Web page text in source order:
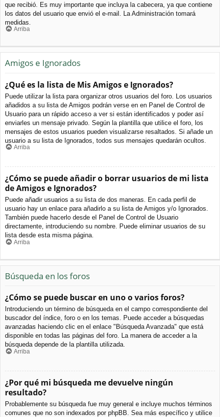
que recibió. Es muy importante que incluya la cabecera, ya que contiene
los datos del usuario que envió el e-mail. La Administración tomará
medidas.
Arriba
Amigos e Ignorados
¿Qué es la lista de Mis Amigos e Ignorados?
Puede utilizar la lista para organizar otros usuarios del foro. Los usuarios
añadidos a su lista de Amigos podrán verse en en Panel de Control de
Usuario para un rápido acceso a ver si están identificados y poder así
enviarles un mensaje privado. Según la plantilla que utilice el foro, los
mensajes de estos usuarios pueden visualizarse resaltados. Si añade un
usuario a su lista de Ignorados, todos sus mensajes quedarán ocultos.
Arriba
¿Cómo se puede añadir o borrar usuarios de mi lista
de Amigos e Ignorados?
Puede añadir usuarios a su lista de dos maneras. En cada perfil de
usuario hay un enlace para añadirlo a su lista de Amigos y/o Ignorados.
También puede hacerlo desde el Panel de Control de Usuario
directamente, introduciendo su nombre. Puede eliminar usuarios de su
lista desde esta misma página.
Arriba
Búsqueda en los foros
¿Cómo se puede buscar en uno o varios foros?
Introduciendo un término de búsqueda en el campo correspondiente del
buscador del índice, foro o en los temas. Puede acceder a búsquedas
avanzadas haciendo clic en el enlace "Búsqueda Avanzada" que está
disponible en todas las páginas del foro. La manera de acceder a la
búsqueda depende de la plantilla utilizada.
Arriba
¿Por qué mi búsqueda me devuelve ningún
resultado?
Probablemente su búsqueda fue muy general e incluye muchos términos
comunes que no son indexados por phpBB. Sea más específico y utilice